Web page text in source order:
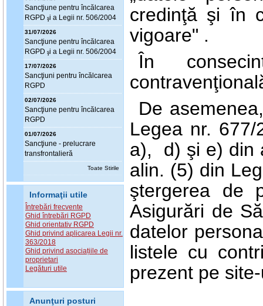
Sancţiune pentru încălcarea
RGPD şi a Legii nr. 506/2004
31/07/2026
Sancţiune pentru încălcarea
RGPD şi a Legii nr. 506/2004
17/07/2026
Sancţiuni pentru încălcarea
RGPD
02/07/2026
Sancţiune pentru încălcarea
RGPD
01/07/2026
Sancţiune - prelucrare
transfrontalieră
Toate Stirile
Informaţii utile
Întrebări frecvente
Ghid întrebări RGPD
Ghid orientativ RGPD
Ghid privind aplicarea Legii nr.
363/2018
Ghid privind asociațiile de
proprietari
Legături utile
Anunţuri posturi
credinţă şi în
vigoare" .
În
De
Legea nr.
a), d) şi e) din
alin. (5) din
ştergerea de
Asigurări de
datelor
listele cu
prezent pe